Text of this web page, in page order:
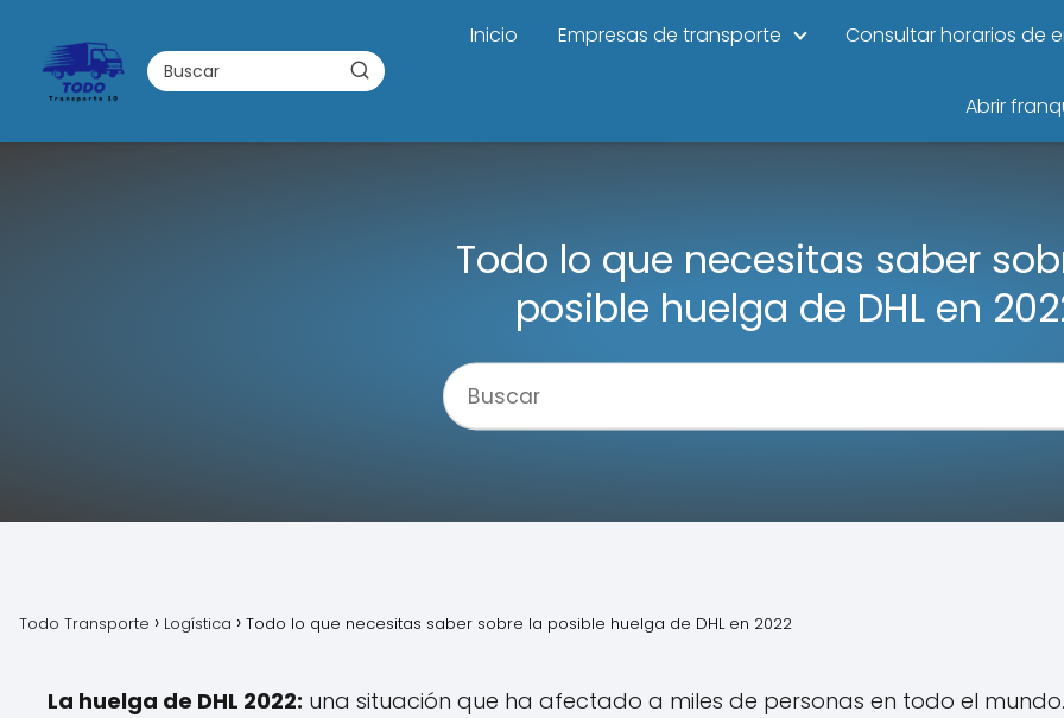
Inicio Empresas de transporte Consultar horarios de
Abrir
Todo lo que necesitas saber
posible huelga de DHL en
Todo Transporte Logística Todo lo que necesitas saber sobre la posible huelga de DHL en 2022
La huelga de DHL 2022: una situación que ha afectado a miles de personas en todo el